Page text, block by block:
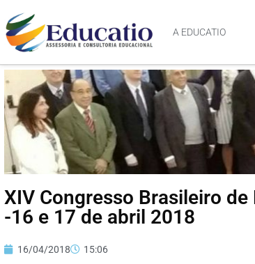
A EDUCATIO
XIV Congresso Brasileiro
-16 e 17 de abril 2018
16/04/2018 15:06